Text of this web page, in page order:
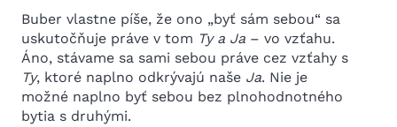
Buber vlastne píše, že ono „byť sám sebou“ sa
uskutočňuje práve v tom Ty a Ja – vo vzťahu.
Áno, stávame sa sami sebou práve cez vzťahy s
Ty, ktoré naplno odkrývajú naše Ja. Nie je
možné naplno byť sebou bez plnohodnotného
bytia s druhými.